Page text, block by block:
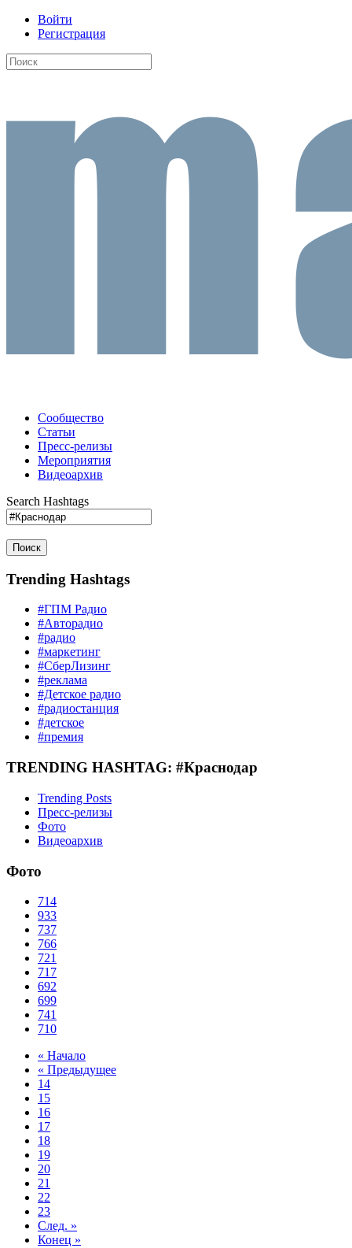
Войти
Регистрация
Сообщество
Статьи
Пресс-релизы
Мероприятия
Видеоархив
Search Hashtags
Поиск
Trending Hashtags
#ГПМ Радио
#Авторадио
#радио
#маркетинг
#СберЛизинг
#реклама
#Детское радио
#радиостанция
#детское
#премия
TRENDING HASHTAG: #Краснодар
Trending Posts
Пресс-релизы
Фото
Видеоархив
Фото
714
933
737
766
721
717
692
699
741
710
« Начало
« Предыдущее
14
15
16
17
18
19
20
21
22
23
След. »
Конец »